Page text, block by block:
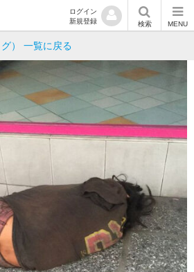
ログイン
新規登録
検索 MENU
） 一覧に戻る